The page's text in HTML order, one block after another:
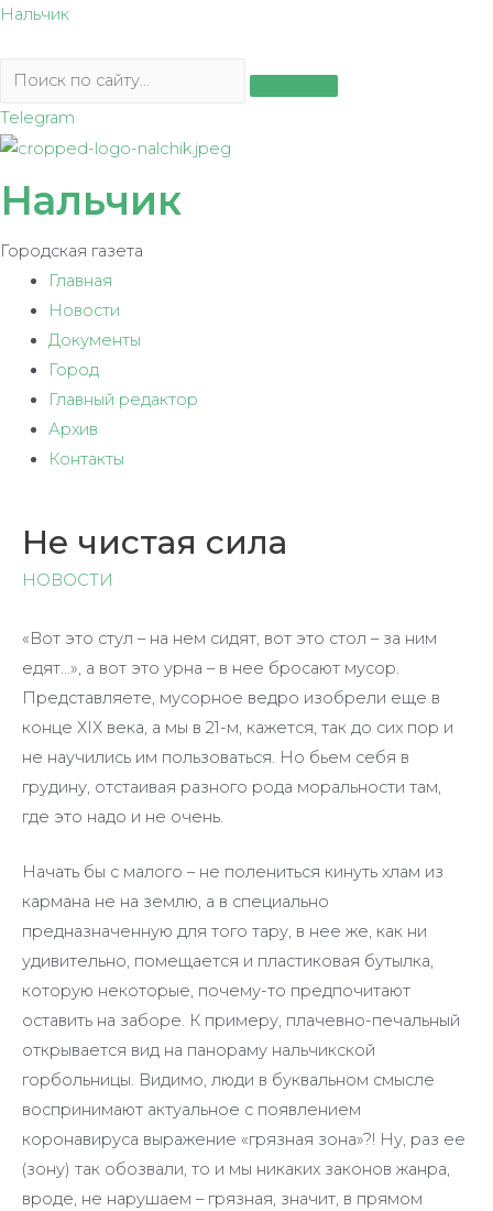
Перейти
содержимому
Нальчик
Telegram
Нальчик
Городская газета
Главная
Новости
Документы
Город
Главный редактор
Архив
Контакты
Не чистая сила
НОВОСТИ
«Вот это стул – на нем сидят, вот это стол – за ним
едят…», а вот это урна – в нее бросают мусор.
Представляете, мусорное ведро изобрели еще в
конце ХIХ века, а мы в 21-м, кажется, так до сих пор и
не научились им пользоваться. Но бьем себя в
грудину, отстаивая разного рода моральности там,
где это надо и не очень.
Начать бы с малого – не полениться кинуть хлам из
кармана не на землю, а в специально
предназначенную для того тару, в нее же, как ни
удивительно, помещается и пластиковая бутылка,
которую некоторые, почему-то предпочитают
оставить на заборе. К примеру, плачевно-печальный
открывается вид на панораму нальчикской
горбольницы. Видимо, люди в буквальном смысле
воспринимают актуальное с появлением
коронавируса выражение «грязная зона»?! Ну, раз ее
(зону) так обозвали, то и мы никаких законов жанра,
вроде, не нарушаем – грязная, значит, в прямом